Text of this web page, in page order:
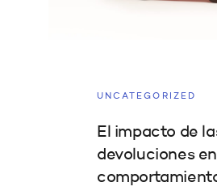
UNCATEGORIZED
El impacto de
devoluciones